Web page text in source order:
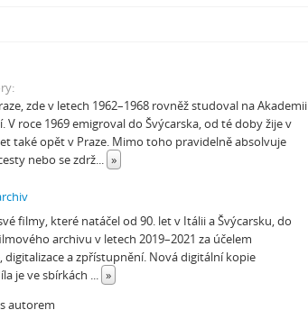
legend
mužů
zde v letech 1962–1968 rovněž studoval na Akademii
V roce 1969 emigroval do Švýcarska, od té doby žije v
také opět v Praze. Mimo toho pravidelně absolvuje
nebo se zdrž... »
filmy, které natáčel od 90. let v Itálii a Švýcarsku, do
archivu v letech 2019–2021 za účelem
digitalizace a zpřístupnění. Nová digitální kopie
je ve sbírkách ... »
autorem